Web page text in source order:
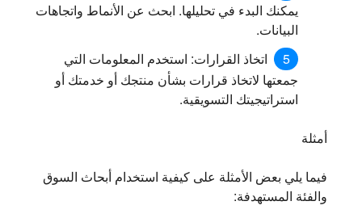
يمكنك البدء في تحليلها. ابحث عن الأنماط واتجاهات
البيانات.
اتخاذ القرارات: استخدم المعلومات التي
جمعتها لاتخاذ قرارات بشأن منتجك أو خدمتك أو
استراتيجيتك التسويقية.
أمثلة
فيما يلي بعض الأمثلة على كيفية استخدام أبحاث السوق
والفئة المستهدفة: